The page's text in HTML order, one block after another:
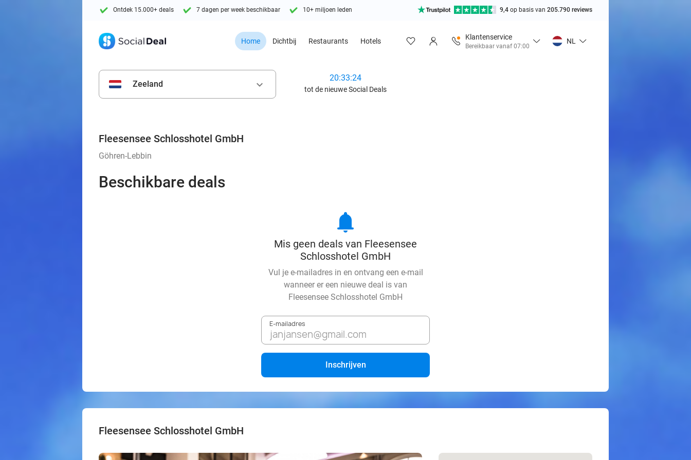
Ontdek 15.000+ deals 7 dagen per week beschikbaar 10+ miljoen leden 9,4 op basis van 205.790 reviews
Home Dichtbij Restaurants Hotels
Klantenservice
Bereikbaar vanaf 07:00
NL
Zeeland keyboard_arrow_down
20:33:22
tot de nieuwe Social Deals
Fleesensee Schlosshotel GmbH
Göhren-Lebbin
Beschikbare deals
notifications
Mis geen deals van Fleesensee
Schlosshotel GmbH
Vul je e-mailadres in en ontvang een e-mail
wanneer er een nieuwe deal is van
Fleesensee Schlosshotel GmbH
E-mailadres
Inschrijven
Fleesensee Schlosshotel GmbH